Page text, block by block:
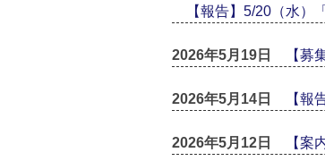
【報告】5/20（水）
2026年5月19日 【募
2026年5月14日 【報
2026年5月12日 【案